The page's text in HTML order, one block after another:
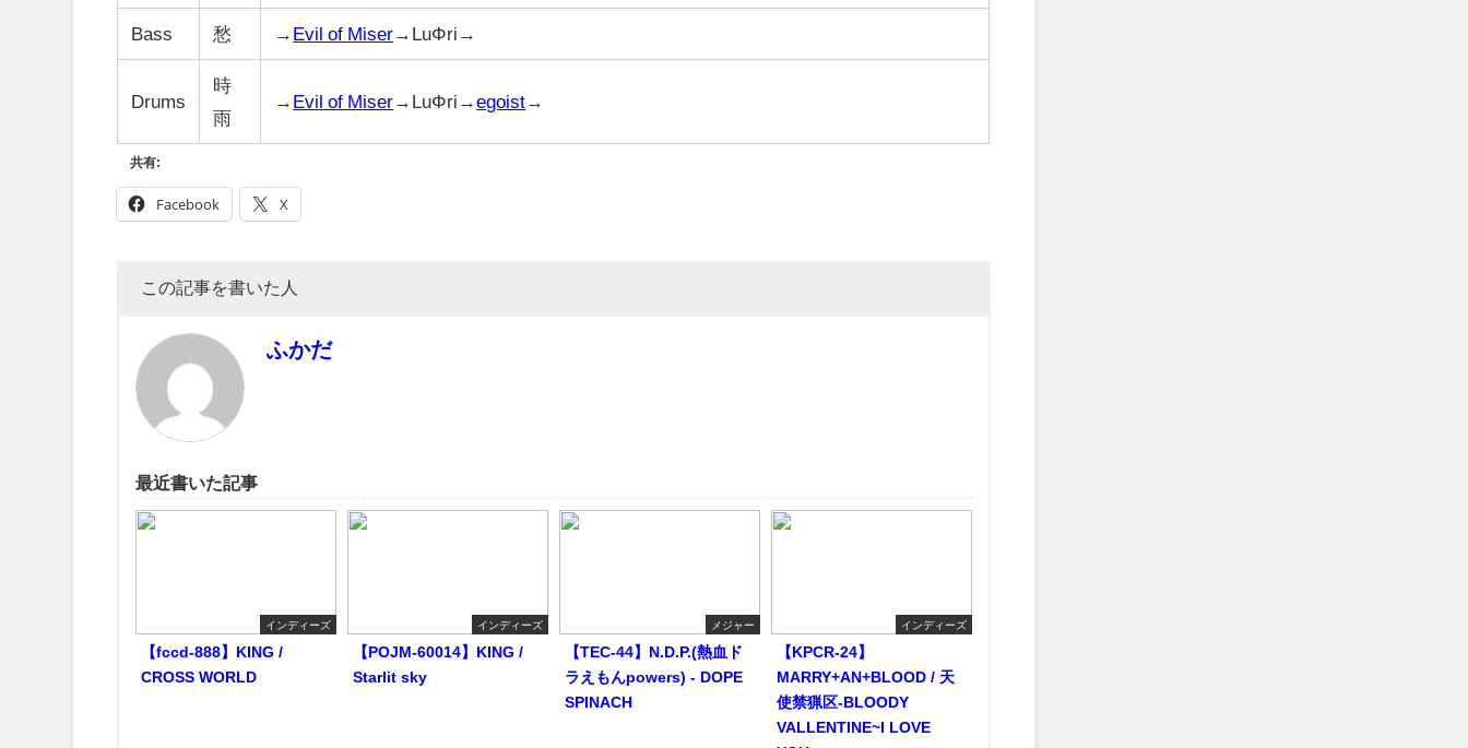
Bass 愁 → Evil of Miser→LuΦri→
Drums
時
雨
→ Evil of Miser→LuΦri→egoist→
共有:
Facebook X
この記事を書いた人
ふかだ
最近書いた記事
インディーズ
【fccd-888】KING /
CROSS WORLD
インディーズ
【POJM-60014】KING /
Starlit sky
メジャー
【TEC-44】N.D.P.(熱血ド
ラえもんpowers) - DOPE
SPINACH
インディーズ
【KPCR-24】
MARRY+AN+BLOOD / 天
使禁猟区-BLOODY
VALLENTINE~I LOVE